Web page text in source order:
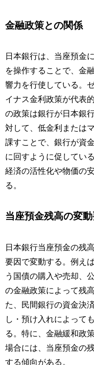
金融政策との関係
日本銀行は、当座預金
を操作することで、金
響力を行使している。
イナス金利政策が代表
の政策は銀行が日本銀
対して、低金利または
課すことで、銀行が資
に回すように促してい
経済の活性化や物価の
る。
当座預金残高の変動
日本銀行当座預金の残
要因で変動する。例え
う国債の購入や売却、
の金融政策によって残
た、民間銀行の資金決
し・預け入れによって
る。特に、金融緩和政
場合には、当座預金の
する傾向がある。